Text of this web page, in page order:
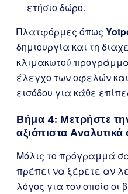
ετήσιο δώρο.
Πλατφόρμες όπως
δημιουργία και τη
κλιμακωτού
έλεγχο των οφελών
εισόδου για κάθε
Βήμα 4: Μετρήστε
αξιόπιστα
Μόλις το πρόγραμμά
πρέπει να ξέρετε αν
λόγος για τον οποίο οι